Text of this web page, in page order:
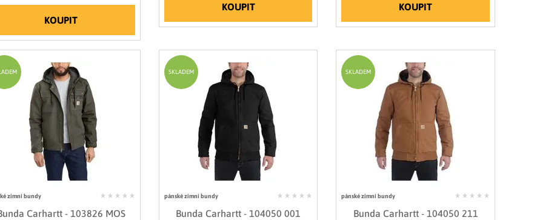
KOUPIT
KOUPIT KOUPIT
zimní bundy
Carhartt - 103826 MOS
pánské zimní bundy
Bunda Carhartt - 104050 001
SKLADEM
pánské zimní bundy
Bunda Carhartt - 104050 211
SKLADEM